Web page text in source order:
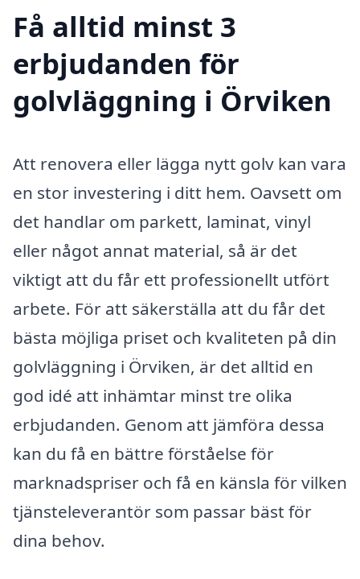
Få alltid minst 3
erbjudanden för
golvläggning i Örviken
Att renovera eller lägga nytt golv kan vara
en stor investering i ditt hem. Oavsett om
det handlar om parkett, laminat, vinyl
eller något annat material, så är det
viktigt att du får ett professionellt utfört
arbete. För att säkerställa att du får det
bästa möjliga priset och kvaliteten på din
golvläggning i Örviken, är det alltid en
god idé att inhämtar minst tre olika
erbjudanden. Genom att jämföra dessa
kan du få en bättre förståelse för
marknadspriser och få en känsla för vilken
tjänsteleverantör som passar bäst för
dina behov.